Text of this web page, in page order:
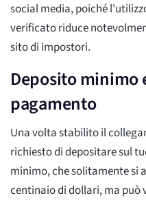
social media, poiché
verificato riduce
sito di impostori.
Deposito minimo
pagamento
Una volta stabilito il
richiesto di depositare sul
minimo, che solitamente si
centinaio di dollari, ma può